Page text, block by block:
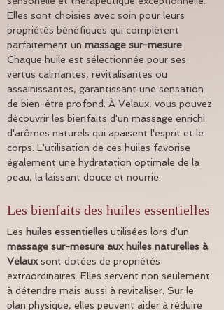
Elles sont choisies avec soin pour leurs
propriétés bénéfiques qui complètent
parfaitement un massage sur-mesure
Chaque huile est sélectionnée pour ses
vertus calmantes, revitalisantes ou
assainissantes, garantissant une sensation
de bien-être profond. À Velaux, vous pouvez
découvrir les bienfaits d'un massage enrichi
d'arômes naturels qui apaisent l'esprit et le
corps. L'utilisation de ces huiles favorise
également une hydratation optimale de la
peau, la laissant douce et nourrie.
Les bienfaits des huiles essentielles
Les huiles essentielles utilisées lors d'un
massage sur-mesure aux huiles naturelles à
Velaux sont dotées de propriétés
extraordinaires. Elles servent non seulement
à détendre mais aussi à revitaliser. Sur le
plan physique, elles peuvent aider à réduire